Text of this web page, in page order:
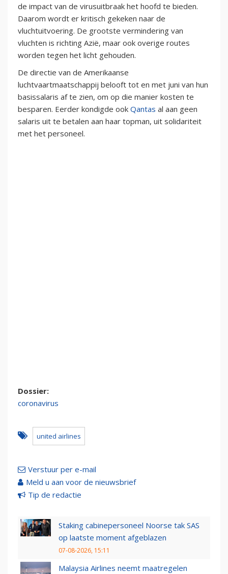
de impact van de virusuitbraak het hoofd te bieden.
Daarom wordt er kritisch gekeken naar de
vluchtuitvoering. De grootste vermindering van
vluchten is richting Azië, maar ook overige routes
worden tegen het licht gehouden.
De directie van de Amerikaanse
luchtvaartmaatschappij belooft tot en met juni van hun
basissalaris af te zien, om op die manier kosten te
besparen. Eerder kondigde ook Qantas al aan geen
salaris uit te betalen aan haar topman, uit solidariteit
met het personeel.
Dossier:
coronavirus
united airlines
Verstuur per e-mail
Meld u aan voor de nieuwsbrief
Tip de redactie
Staking cabinepersoneel Noorse tak SAS
op laatste moment afgeblazen
07-08-2026, 15:11
Malaysia Airlines neemt maatregelen